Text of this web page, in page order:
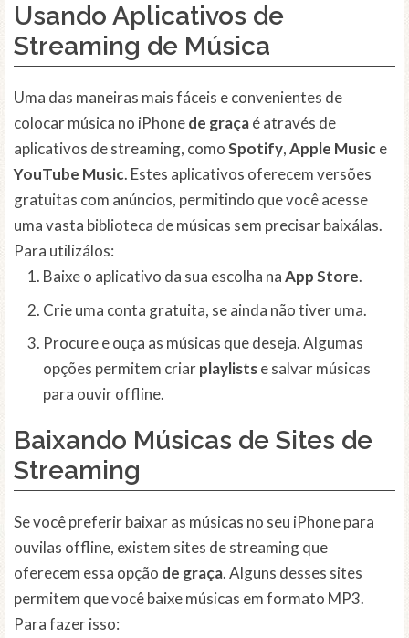
Usando Aplicativos de
Streaming de Música
Uma das maneiras mais fáceis e convenientes de
colocar música no iPhonede graçaé através de
aplicativos de streaming, comoSpotify,Apple Musice
YouTube Music. Estes aplicativos oferecem versões
gratuitas com anúncios, permitindo que você acesse
uma vasta biblioteca de músicas sem precisar baixálas.
Para utilizálos:
Baixe o aplicativo da sua escolha naApp Store.
Crie uma conta gratuita, se ainda não tiver uma.
Procure e ouça as músicas que deseja. Algumas
opções permitem criarplaylistse salvar músicas
para ouvir offline.
Baixando Músicas de Sites de
Streaming
Se você preferir baixar as músicas no seu iPhone para
ouvilas offline, existem sites de streaming que
oferecem essa opção de graça. Alguns desses sites
permitem que você baixe músicas em formato MP3.
Para fazer isso: